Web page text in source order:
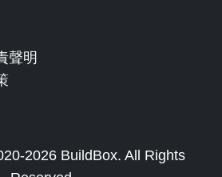
聲明
2026 BuildBox. All Rights